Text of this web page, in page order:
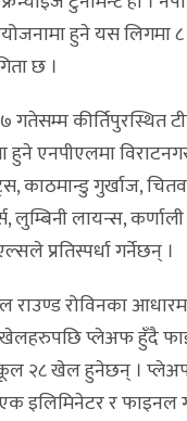
हुने यस लिगमा ८
छ ।
कीर्तिपुरस्थित टीयू
हुने एनपीएलमा
काठमान्डु गुर्खाज,
लुम्बिनी लायन्स,
प्रतिस्पर्धा गर्नेछन् ।
राउण्ड रोविनका
प्लेअफ हुँदै
२८ खेल हुनेछन् ।
इलिमिनेटर र